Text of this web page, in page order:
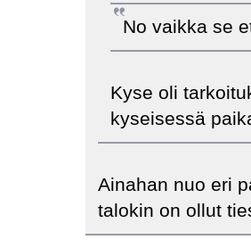
No vaikka se
Kyse oli
kyseisessä
Ainahan nuo eri
talokin on ollut